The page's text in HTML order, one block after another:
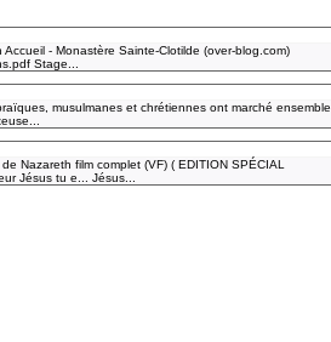
- Monastère Sainte-Clotilde (over-blog.com)
Stage...
musulmanes et chrétiennes ont marché ensemble
Nazareth film complet (VF) ( EDITION SPÉCIAL
Jésus tu e... Jésus...